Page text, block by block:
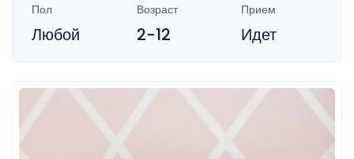
Пол
Любой
Возраст
2-12
Прием
Идет